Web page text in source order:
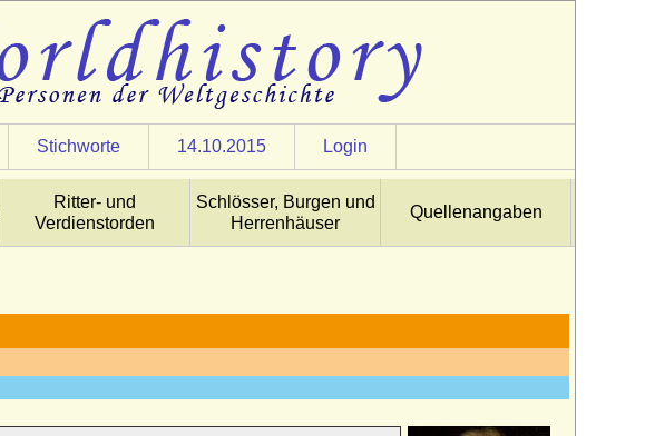
Stichworte 14.10.2015 Login
Ritter- und
Verdienstorden
Schlösser, Burgen und
Herrenhäuser
Quellenangaben